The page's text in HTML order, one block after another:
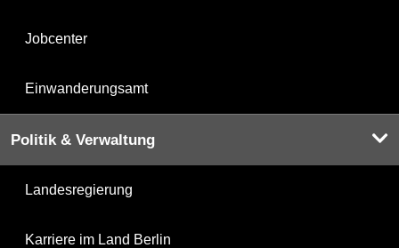
Jobcenter
Einwanderungsamt
Politik & Verwaltung
Landesregierung
Karriere im Land Berlin